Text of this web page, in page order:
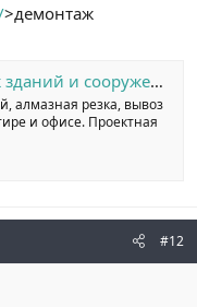
>демонтаж
сооружений в Москве.
алмазная резка, вывоз
и офисе. Проектная
#12